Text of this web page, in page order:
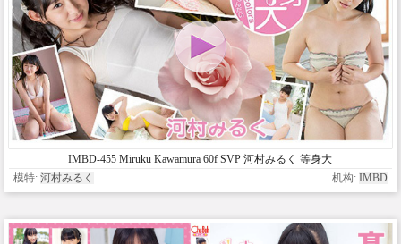
IMBD-455 Miruku Kawamura 60f SVP 河村みるく 等身大
模特: 河村みるく 机构: IMBD